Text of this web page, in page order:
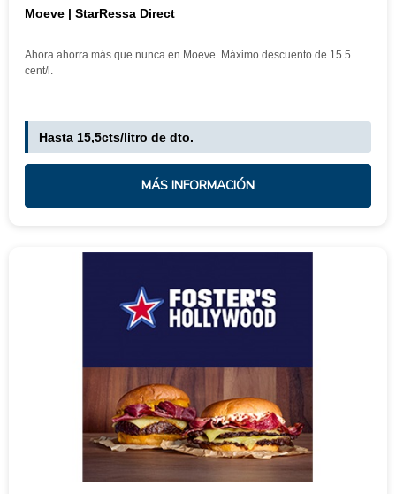
Moeve | StarRessa Direct
Ahora ahorra más que nunca en Moeve. Máximo descuento de 15.5
cent/l.
Hasta 15,5cts/litro de dto.
MÁS INFORMACIÓN